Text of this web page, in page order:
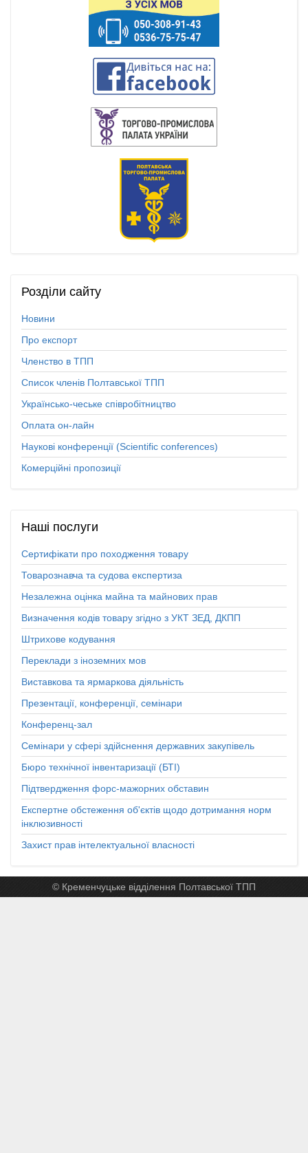
Розділи сайту
Новини
Про експорт
Членство в ТПП
Список членів Полтавської ТПП
Українсько-чеське співробітництво
Оплата он-лайн
Наукові конференції (Scientific conferences)
Комерційні пропозиції
Наші послуги
Сертифікати про походження товару
Товарознавча та судова експертиза
Незалежна оцінка майна та майнових прав
Визначення кодів товару згідно з УКТ ЗЕД, ДКПП
Штрихове кодування
Переклади з іноземних мов
Виставкова та ярмаркова діяльність
Презентації, конференції, семінари
Конференц-зал
Семінари у сфері здійснення державних закупівель
Бюро технічної інвентаризації (БТІ)
Підтвердження форс-мажорних обставин
Експертне обстеження об'єктів щодо дотримання норм
інклюзивності
Захист прав інтелектуальної власності
© Кременчуцьке відділення Полтавської ТПП